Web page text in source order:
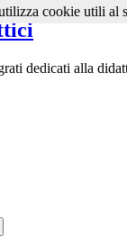
dedicati alla
cookie utili al